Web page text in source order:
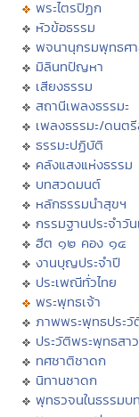
พระไตรปิฏก
หัวข้อธรรม
พจนานุกรมพุทธศ
มิลินทปัญหา
เสียงธรรม
สถานีเพลงธรรมะ
เพลงธรรมะ/ดนต
ธรรมะปฏิบัติ
คลังแสงแห่งธรรม
บทสวดมนต์
หลักธรรมนำสุขฯ
กรรมฐานประจำวั
ฮีต ๑๒ คอง ๑๔
งานบุญประจำปี
ประเพณีทั่วไทย
พระพุทธเจ้า
ภาพพระพุทธประวั
ประวัติพระพุทธสา
ทศชาติชาดก
นิทานชาดก
พุทธวจนในธรรมบท